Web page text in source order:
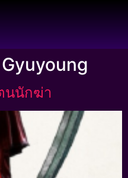
นนักฆ่า